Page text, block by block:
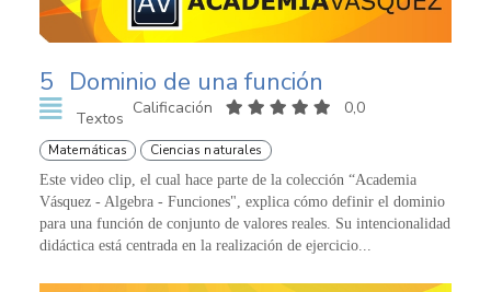
5 Dominio de una función
Textos
Calificación 0,0
Matemáticas Ciencias naturales
Este video clip, el cual hace parte de la colección “Academia
Vásquez - Algebra - Funciones", explica cómo definir el dominio
para una función de conjunto de valores reales. Su intencionalidad
didáctica está centrada en la realización de ejercicio...